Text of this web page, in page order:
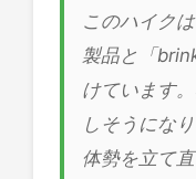
このハイク
製品と「
けています
しそうにな
体勢を立て